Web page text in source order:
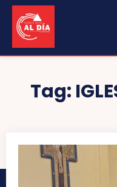
Tag: